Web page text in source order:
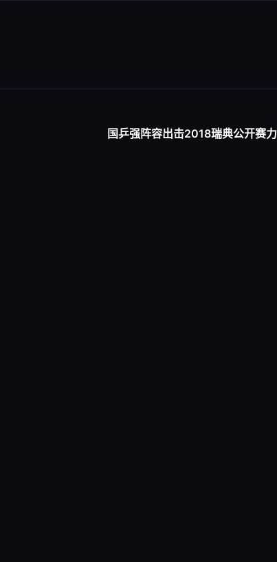
国乒强阵容出击2018瑞典公开赛